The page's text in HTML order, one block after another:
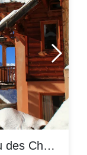
Chalet Le Queyrellin hameau des Chazals Nevache Hautes Alpes